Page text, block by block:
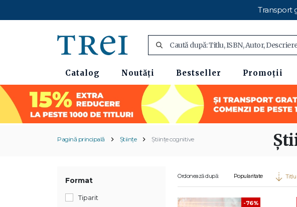
Transport
Catalog Noutăți Bestseller Promoții
Pagină principală Științe Științe cognitive
Format
Tiparit
Ordonează după: Popularitate Titlu
-76%